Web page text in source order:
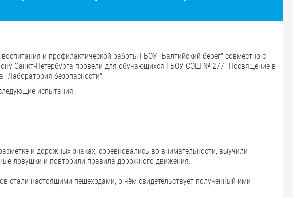
и профилактической работы ГБОУ "Балтийский берег" совместно с
Санкт-Петербурга провели для обучающихся ГБОУ СОШ № 277 "Посвящение в
"Лаборатория безопасности"
испытания:
и дорожных знаках, соревновались во внимательности, выучили
ловушки и повторили правила дорожного движения.
стали настоящими пешеходами, о чём свидетельствует полученный ими